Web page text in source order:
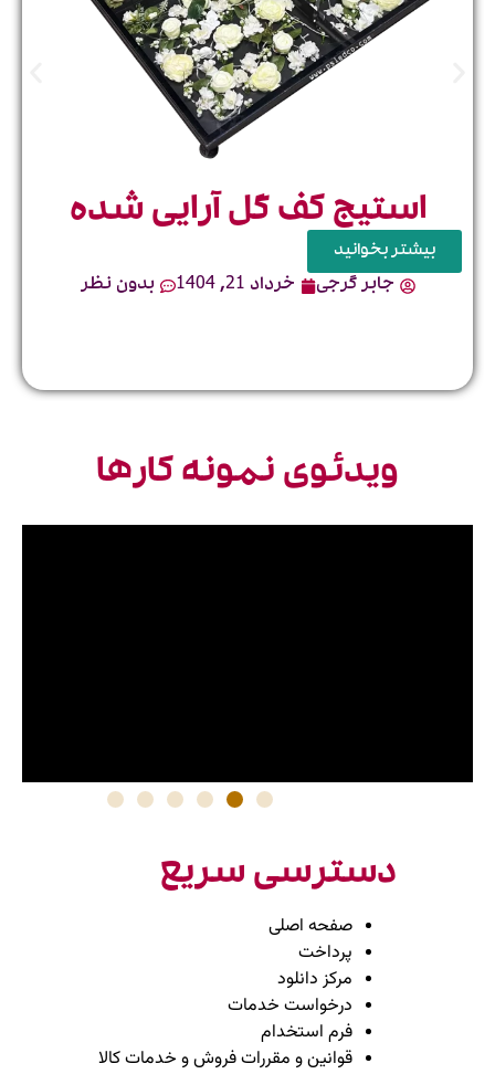
استیج کف گل آرایی شده
بیشتر بخوانید
جابر گرجی خرداد 21, 1404 بدون نظر
ویدئوی نمونه کارها
دسترسی سریع
صفحه اصلی
پرداخت
مرکز دانلود
درخواست خدمات
فرم استخدام
قوانین و مقررات فروش و خدمات کالا